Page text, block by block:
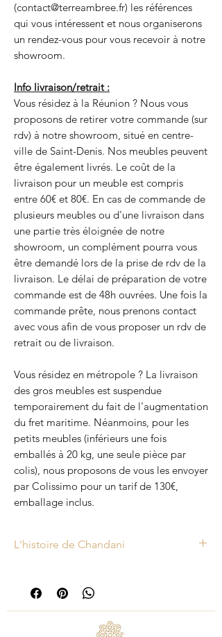
(contact@terreambree.fr) les références
qui vous intéressent et nous organiserons
un rendez-vous pour vous recevoir à notre
showroom.
Info livraison/retrait :
Vous résidez à la Réunion ? Nous vous
proposons de retirer votre commande (sur
rdv) à notre showroom, situé en centre-
ville de Saint-Denis. Nos meubles peuvent
être également livrés. Le coût de la
livraison pour un meuble est compris
entre 60€ et 80€. En cas de commande de
plusieurs meubles ou d'une livraison dans
une partie très éloignée de notre
showroom, un complément pourra vous
être demandé lors de la prise de rdv de la
livraison. Le délai de préparation de votre
commande est de 48h ouvrées. Une fois la
commande prête, nous prenons contact
avec vous afin de vous proposer un rdv de
retrait ou de livraison.
Vous résidez en métropole ? La livraison
des gros meubles est suspendue
temporairement du fait de l'augmentation
du fret maritime. Néanmoins, pour les
petits meubles (inférieurs une fois
emballés à 20 kg, une seule pièce par
colis), nous proposons de vous les envoyer
par Colissimo pour un tarif de 130€,
emballage inclus.
L'histoire de Chandani
pour des produits alimentaires en Inde.
de Chandani tous différents les uns